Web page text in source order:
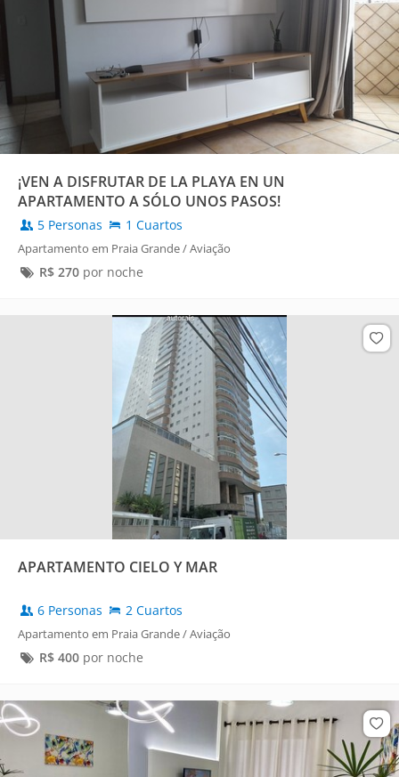
¡VEN A DISFRUTAR DE LA PLAYA EN UN
APARTAMENTO A SÓLO UNOS PASOS!
5 Personas 1 Cuartos
Apartamento em Praia Grande / Aviação
R$ 270por noche
APARTAMENTO CIELO Y MAR
6 Personas 2 Cuartos
Apartamento em Praia Grande / Aviação
R$ 400por noche